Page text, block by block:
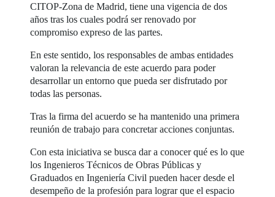
CITOP-Zona de Madrid, tiene una vigencia de dos
años tras los cuales podrá ser renovado por
compromiso expreso de las partes.
En este sentido, los responsables de ambas entidades
valoran la relevancia de este acuerdo para poder
desarrollar un entorno que pueda ser disfrutado por
todas las personas.
Tras la firma del acuerdo se ha mantenido una primera
reunión de trabajo para concretar acciones conjuntas.
Con esta iniciativa se busca dar a conocer qué es lo que
los Ingenieros Técnicos de Obras Públicas y
Graduados en Ingeniería Civil pueden hacer desde el
desempeño de la profesión para lograr que el espacio